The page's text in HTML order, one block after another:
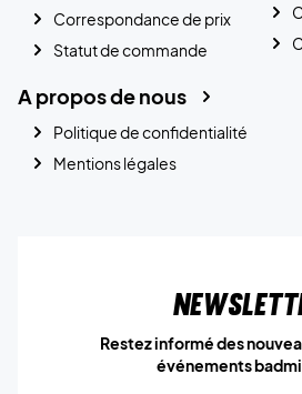
Correspondance de prix
Statut de commande
A propos de nous
Politique de confidentialité
Mentions légales
Restez informé des
événements